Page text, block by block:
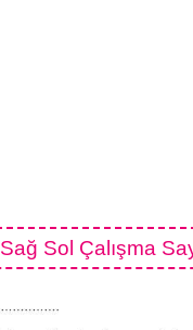
Sağ Sol Çalışma